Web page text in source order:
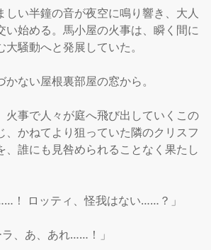
しい半鐘の音が夜空に鳴り響き、大人
い始める。馬小屋の火事は、瞬く間に
騒動へと発展していた。
ない屋根裏部屋の窓から。
火事で人々が庭へ飛び出していくこの
、かねてより狙っていた隣のクリスフ
、誰にも見咎められることなく果たし
！ ロッティ、怪我はない……？」
、あ、あれ……！」